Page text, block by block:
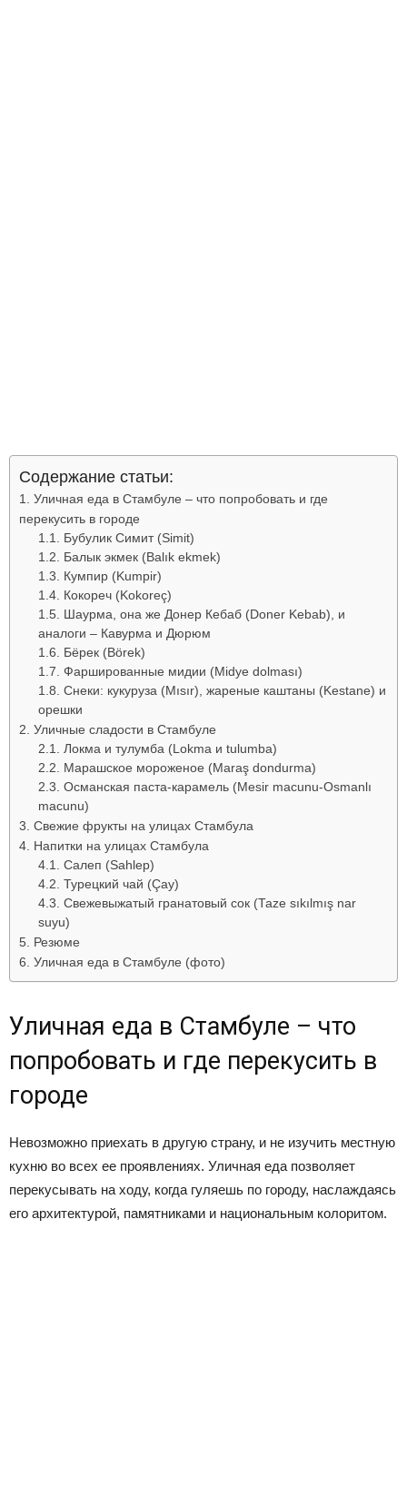
Содержание статьи:
Уличная еда в Стамбуле – что попробовать и где
перекусить в городе
Бубулик Симит (Simit)
Балык экмек (Balık ekmek)
Кумпир (Kumpir)
Кокореч (Kokoreç)
Шаурма, она же Донер Кебаб (Doner Kebab), и
аналоги – Кавурма и Дюрюм
Бёрек (Börek)
Фаршированные мидии (Midye dolması)
Снеки: кукуруза (Mısır), жареные каштаны (Kestane) и
орешки
Уличные сладости в Стамбуле
Локма и тулумба (Lokma и tulumba)
Марашское мороженое (Maraş dondurma)
Османская паста-карамель (Mesir macunu-Osmanlı
macunu)
Свежие фрукты на улицах Стамбула
Напитки на улицах Стамбула
Салеп (Sahlep)
Турецкий чай (Çay)
Свежевыжатый гранатовый сок (Taze sıkılmış nar
suyu)
Резюме
Уличная еда в Стамбуле (фото)
Уличная еда в Стамбуле – что
попробовать и где перекусить в
городе
Невозможно приехать в другую страну, и не изучить местную
кухню во всех ее проявлениях. Уличная еда позволяет
перекусывать на ходу, когда гуляешь по городу, наслаждаясь
его архитектурой, памятниками и национальным колоритом.